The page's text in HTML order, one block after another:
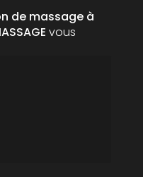
de massage à
vous